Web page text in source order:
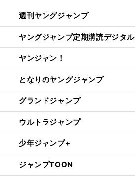
週刊ヤングジャンプ
ヤングジャンプ定期購読デジタル
ヤンジャン！
となりのヤングジャンプ
グランドジャンプ
ウルトラジャンプ
少年ジャンプ+
ジャンプTOON